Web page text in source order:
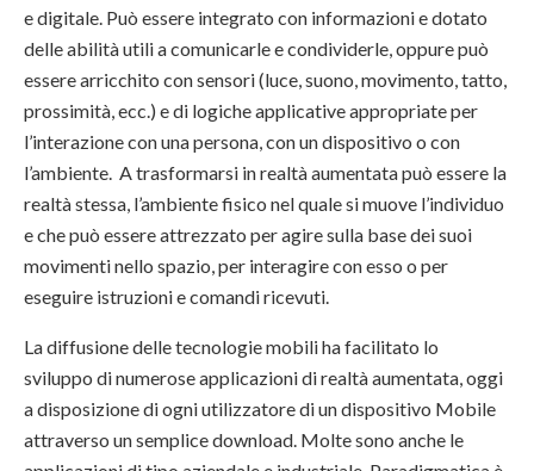
e digitale. Può essere integrato con informazioni e dotato
delle abilità utili a comunicarle e condividerle, oppure può
essere arricchito con sensori (luce, suono, movimento, tatto,
prossimità, ecc.) e di logiche applicative appropriate per
l’interazione con una persona, con un dispositivo o con
l’ambiente. A trasformarsi in realtà aumentata può essere la
realtà stessa, l’ambiente fisico nel quale si muove l’individuo
e che può essere attrezzato per agire sulla base dei suoi
movimenti nello spazio, per interagire con esso o per
eseguire istruzioni e comandi ricevuti.
La diffusione delle tecnologie mobili ha facilitato lo
sviluppo di numerose applicazioni di realtà aumentata, oggi
a disposizione di ogni utilizzatore di un dispositivo Mobile
attraverso un semplice download. Molte sono anche le